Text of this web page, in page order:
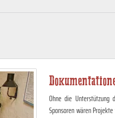
Ohne die Unterstützung
Sponsoren wären